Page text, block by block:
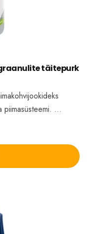
täitepurk
piimasüsteemi. …